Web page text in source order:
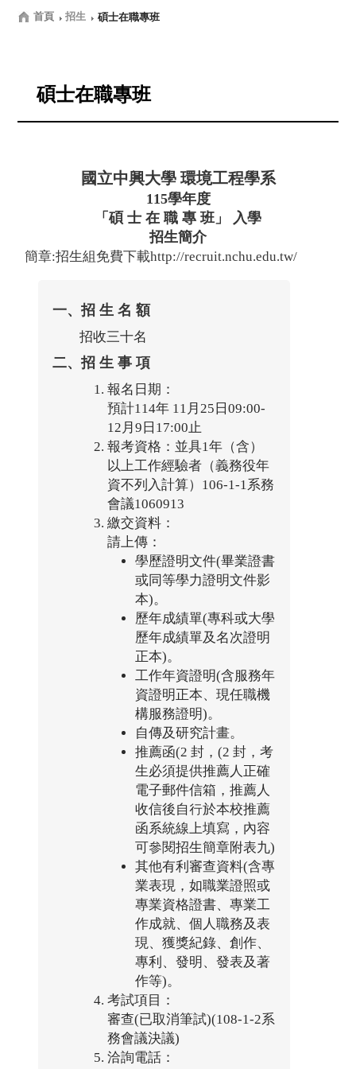
首頁 招生 碩士在職專班
碩士在職專班
國立中興大學 環境工程學系
115學年度
「碩 士 在 職 專 班」 入學
招生簡介
簡章:招生組免費下載http://recruit.nchu.edu.tw/
一、招 生 名 額
招收三十名
二、招 生 事 項
報名日期：
預計114年 11月25日09:00-
12月9日17:00止
報考資格：並具1年（含）
以上工作經驗者（義務役年
資不列入計算）106-1-1系務
會議1060913
繳交資料：
請上傳：
學歷證明文件(畢業證書
或同等學力證明文件影
本)。
歷年成績單(專科或大學
歷年成績單及名次證明
正本)。
工作年資證明(含服務年
資證明正本、現任職機
構服務證明)。
自傳及研究計畫。
推薦函(2 封，(2 封，考
生必須提供推薦人正確
電子郵件信箱，推薦人
收信後自行於本校推薦
函系統線上填寫，內容
可參閱招生簡章附表九)
其他有利審查資料(含專
業表現，如職業證照或
專業資格證書、專業工
作成就、個人職務及表
現、獲獎紀錄、創作、
專利、發明、發表及著
作等)。
考試項目：
審查(已取消筆試)(108-1-2系
務會議決議)
洽詢電話：